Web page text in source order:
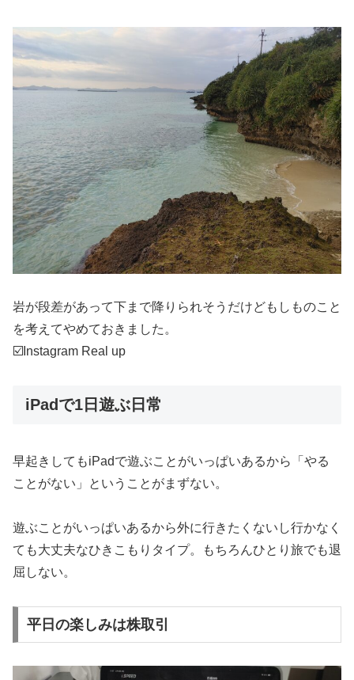
岩が段差があって下まで降りられそうだけどもしものこと
を考えてやめておきました。
☑️Instagram Real up
iPadで1日遊ぶ日常
早起きしてもiPadで遊ぶことがいっぱいあるから「やる
ことがない」ということがまずない。
遊ぶことがいっぱいあるから外に行きたくないし行かなく
ても大丈夫なひきこもりタイプ。もちろんひとり旅でも退
屈しない。
平日の楽しみは株取引